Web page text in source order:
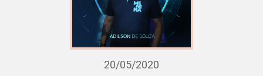
20/05/2020